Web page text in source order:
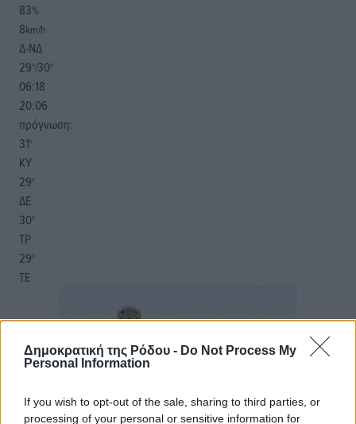
Δημοκρατική της Ρόδου - Do Not Process My
Personal Information
If you wish to opt-out of the sale, sharing to third parties, or
processing of your personal or sensitive information for
83%
8km/h
Δ-ΝΔ
29°/30°
06:18
20:06
πρόγνωση:
31°
ΚΥ
29°
ΔΕ
30°
ΤΡ
29°
ΤΕ